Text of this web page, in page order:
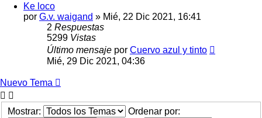
Ke loco
por G.v. waigand » Mié, 22 Dic 2021, 16:41
2 Respuestas
5299 Vistas
Último mensaje por Cuervo azul y tinto
Mié, 29 Dic 2021, 04:36
Nuevo Tema
Mostrar:
Ordenar por: